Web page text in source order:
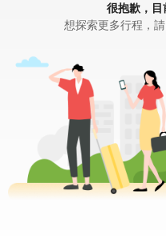
很抱歉，目
想探索更多行程，